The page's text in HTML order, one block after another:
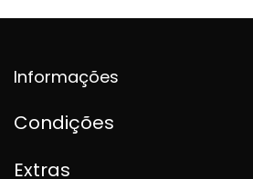
Informações
Condições
Extras